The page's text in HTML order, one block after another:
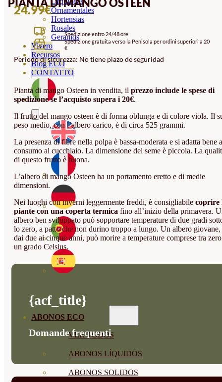
Ornamentales
Hortensias
Rosales
Geranios
Vivero
Recursos
Blog ECO
CONTATTO
ABONOS ECO
VER TODOS
ABONOS LÍQUIDOS
ABONOS SOLIDOS
24.99€
Spedizione entro 24/48 ore
Spedizione gratuita verso la Penisola per ordini superiori a 20
€
Periodo di sicurezza: No tiene plazo de seguridad
Pianta di mango Osteen in vendita, il prezzo include le spese di
spedizione se l’acquisto supera i 20€.
Il frutto del mango osteen è di forma oblunga e di colore viola. Il
peso medio, con l’albero carico, è di circa 525 grammi.
La presenza di fibre nella polpa è bassa-moderata e si adatta bene
consumo al cucchiaio. La dimensione del seme è piccola. La
di questo frutto è buona.
L’albero di mango Osteen ha un portamento eretto e di medie
dimensioni.
Nei luoghi con inverni leggermente freddi, è consigliabile coprire
piante con una coperta termica fino all’inizio della primavera.
albero ben sviluppato può sopportare temperature di due gradi
lo zero, a patto che non durino troppo a lungo. Un albero giovane,
dai due ai cinque anni, può morire a temperature comprese tra
un grado Celsius.
{acf_title}
Domande frequenti